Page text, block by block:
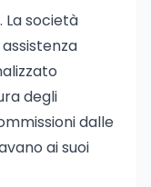
società
degli
dalle
ai suoi